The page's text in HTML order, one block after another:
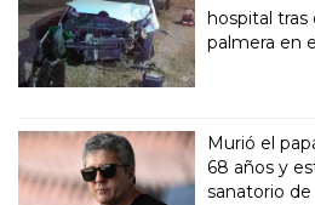
hospital
palmera en
Murió el
68 años y
sanatorio de